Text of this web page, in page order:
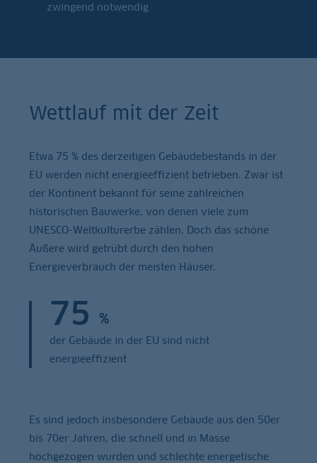
zwingend notwendig
Wettlauf mit der Zeit
Etwa 75 % des derzeitigen Gebäudebestands in der
EU werden nicht energieeffizient betrieben. Zwar ist
der Kontinent bekannt für seine zahlreichen
historischen Bauwerke, von denen viele zum
UNESCO-Weltkulturerbe zählen. Doch das schöne
Äußere wird getrübt durch den hohen
Energieverbrauch der meisten Häuser.
75 %
der Gebäude in der EU sind nicht
energieeffizient
Es sind jedoch insbesondere Gebäude aus den 50er
bis 70er Jahren, die schnell und in Masse
hochgezogen wurden und schlechte energetische